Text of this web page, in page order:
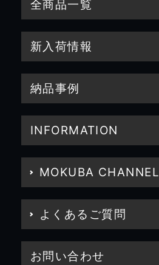
全商品一覧
新入荷情報
納品事例
INFORMATION
MOKUBA CHANNEL
よくあるご質問
お問い合わせ